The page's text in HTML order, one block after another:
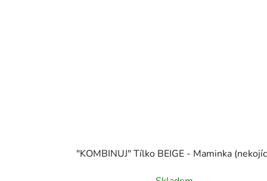
"KOMBINUJ" Tílko BEIGE - Maminka